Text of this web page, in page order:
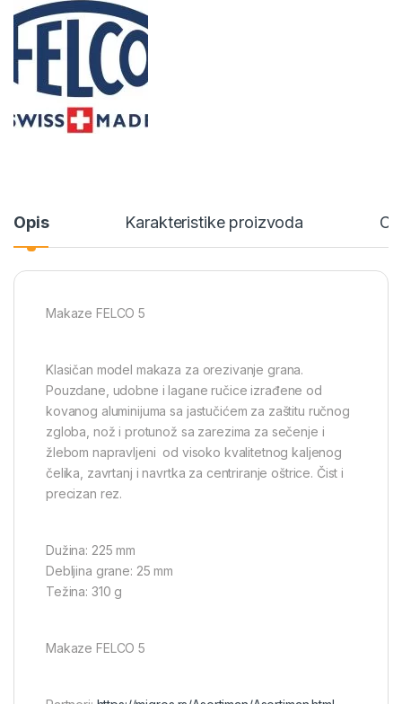
Opis Karakteristike proizvoda
Makaze FELCO 5
Klasičan model makaza za orezivanje grana.
Pouzdane, udobne i lagane ručice izrađene od
kovanog aluminijuma sa jastučićem za zaštitu ručnog
zgloba, nož i protunož sa zarezima za sečenje i
žlebom napravljeni od visoko kvalitetnog kaljenog
čelika, zavrtanj i navrtka za centriranje oštrice. Čist i
precizan rez.
Dužina: 225 mm
Debljina grane: 25 mm
Težina: 310 g
Makaze FELCO 5